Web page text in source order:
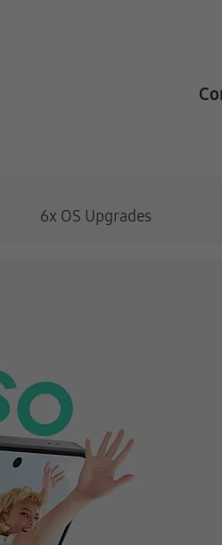
6x OS Upgrades